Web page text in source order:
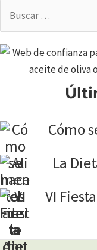
Cómo
La
VI